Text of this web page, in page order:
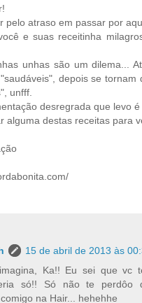
pelo atraso em passar por
e suas receitinha
unhas são um dilema...
depois se tornam
unfff.
desregrada que levo
alguma destas receitas para
15 de abril de 2013 às
Ka!! Eu sei que vc
só!! Só não te perdôo
na Hair... hehehhe